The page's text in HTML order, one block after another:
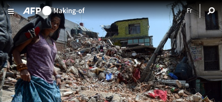
Aller au contenu principal